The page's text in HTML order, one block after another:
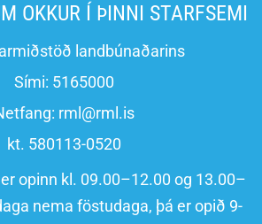
OKKUR Í ÞINNI STARFSEMI
landbúnaðarins
Sími: 5165000
rml@rml.is
kt. 580113-0520
opinn kl. 09.00–12.00 og 13.00–
nema föstudaga, þá er opið 9-